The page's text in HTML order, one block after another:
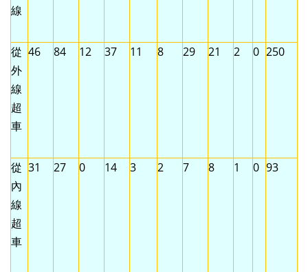
線
從
外
線
超
車
46 84 12 37 11 8 29 21 2 0 250
從
內
線
超
車
31 27 0 14 3 2 7 8 1 0 93